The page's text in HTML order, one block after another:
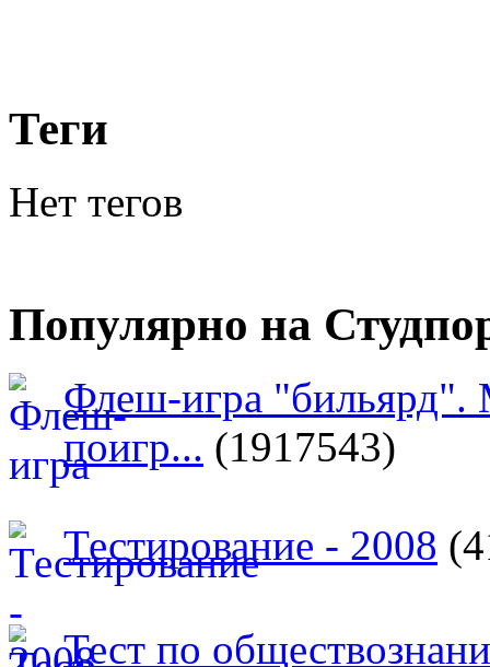
Теги
Нет тегов
Популярно на
Флеш-игра "бильярд".
поигр... (1917543)
Тестирование - 2008
Тест по